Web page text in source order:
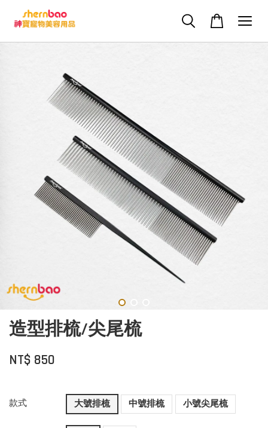
造型排梳/尖尾梳
NT$ 850
款式 大號排梳 中號排梳 小號尖尾梳